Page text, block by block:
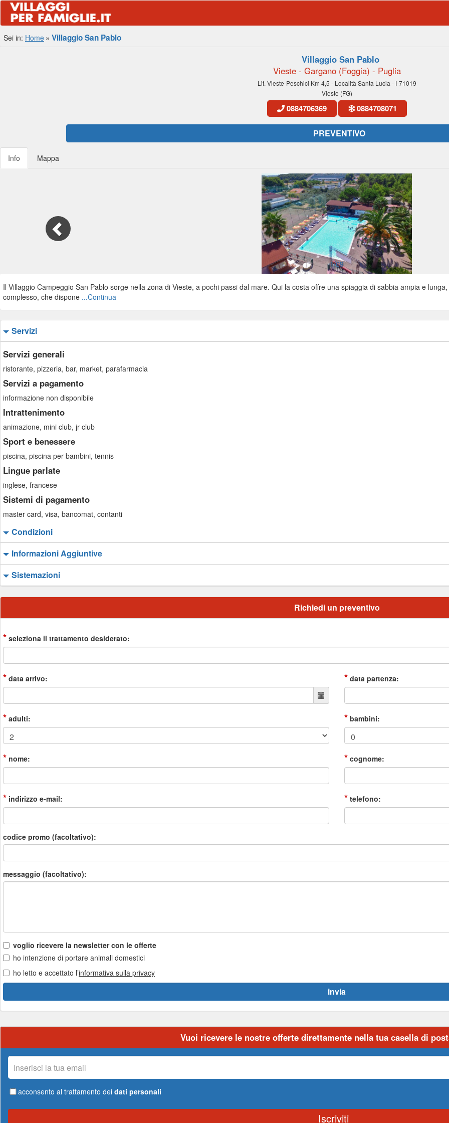
Sei in: Home Villaggio San Pablo
Villaggio San Pablo
Vieste - Gargano (Foggia) - Puglia
Lit. Vieste-Peschici Km 4,5 - Località Santa Lucia - I-71019
Vieste (FG)
0884706369 0884708071
PREVENTIVO
Info Mappa
1/69
Il Villaggio Campeggio San Pablo sorge nella zona di Vieste, a pochi passi dal mare. Qui la costa offre una spiaggia di sabbia ampia e
complesso, che dispone ...Continua
Servizi
Servizi generali
ristorante, pizzeria, bar, market, parafarmacia
Servizi a pagamento
informazione non disponibile
Intrattenimento
animazione, mini club, jr club
Sport e benessere
piscina, piscina per bambini, tennis
Lingue parlate
inglese, francese
Sistemi di pagamento
master card, visa, bancomat, contanti
Condizioni
Informazioni Aggiuntive
Sistemazioni
Richiedi un preventivo
* seleziona il trattamento desiderato:
* data arrivo: * data partenza:
* adulti: * bambini:
* nome: * cognome:
* indirizzo e-mail: * telefono:
codice promo (facoltativo):
messaggio (facoltativo):
voglio ricevere la newsletter con le offerte
ho intenzione di portare animali domestici
ho letto e accettato l’informativa sulla privacy
Vuoi ricevere le nostre offerte direttamente nella tua casella di
La
tua
email
acconsento al trattamento dei dati personali
Iscriviti